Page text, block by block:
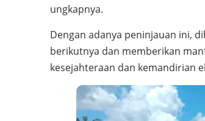
ungkapnya.
Dengan adanya peninjauan ini,
berikutnya dan memberikan
kesejahteraan dan kemandirian